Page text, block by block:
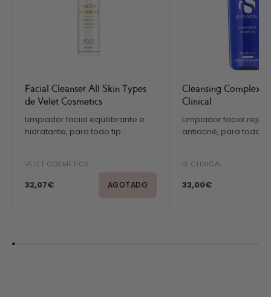
Facial Cleanser All Skin Types
de Velet Cosmetics
Limpiador facial equilibrante e
hidratante, para todo tip...
VELET COSMETICS
32,07€ AGOTADO
Cleansing Complex
Clinical
Limpiador facial
antiacné, para todo
IS CLINICAL
32,00€